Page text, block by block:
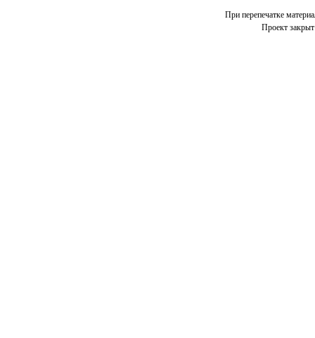
При перепечатке
Проект закрыт